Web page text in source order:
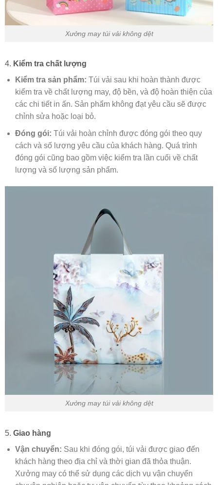
Xưởng may túi vải không dệt
4. Kiểm tra chất lượng
Kiểm tra sản phẩm: Túi vải sau khi hoàn thành được
kiểm tra về chất lượng may, độ bền, và độ hoàn thiện của
các chi tiết in ấn. Sản phẩm không đạt yêu cầu sẽ được
chỉnh sửa hoặc loại bỏ.
Đóng gói: Túi vải hoàn chỉnh được đóng gói theo quy
cách và số lượng yêu cầu của khách hàng. Quá trình
đóng gói cũng bao gồm việc kiểm tra lần cuối về chất
lượng và số lượng sản phẩm.
Xưởng may túi vải không dệt
5. Giao hàng
Vận chuyển: Sau khi đóng gói, túi vải được giao đến
khách hàng theo địa chỉ và thời gian đã thỏa thuận.
Xưởng may có thể sử dụng các dịch vụ vận chuyển